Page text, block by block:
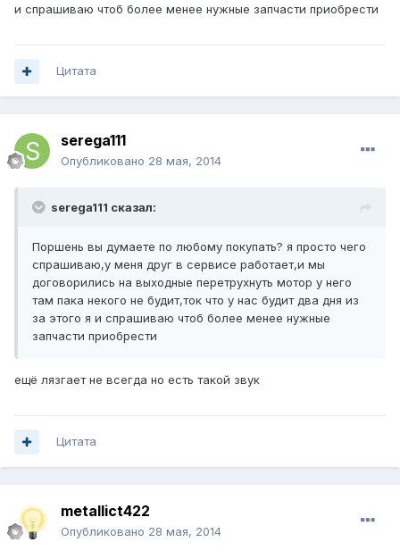
и спрашиваю чтоб более менее нужные запчасти приобрести
Цитата
serega111
Опубликовано 28 мая, 2014
serega111 сказал:
Поршень вы думаете по любому покупать? я просто чего
спрашиваю,у меня друг в сервисе работает,и мы
договорились на выходные перетрухнуть мотор у него
там пака некого не будит,ток что у нас будит два дня из
за этого я и спрашиваю чтоб более менее нужные
запчасти приобрести
ещё лязгает не всегда но есть такой звук
Цитата
metallict422
Опубликовано 28 мая, 2014